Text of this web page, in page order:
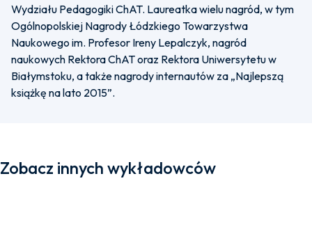
Wydziału Pedagogiki ChAT. Laureatka wielu nagród, w tym
Ogólnopolskiej Nagrody Łódzkiego Towarzystwa
Naukowego im. Profesor Ireny Lepalczyk, nagród
naukowych Rektora ChAT oraz Rektora Uniwersytetu w
Białymstoku, a także nagrody internautów za „Najlepszą
książkę na lato 2015”.
Zobacz innych wykładowców